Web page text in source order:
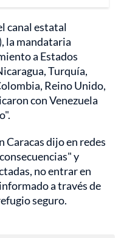
canal estatal
la mandataria
a Estados
Turquía,
Reino Unido,
con Venezuela
Caracas dijo en redes
y
no entrar en
a través de
seguro.